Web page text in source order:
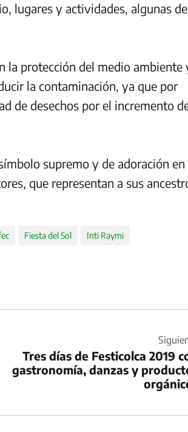
lugares y actividades, algunas de
la protección del medio ambiente
la contaminación, ya que por
de desechos por el incremento
supremo y de adoración en
que representan a sus
Fiesta del Sol Inti Raymi
Tres días de Festicolca 2019
gastronomía, danzas y